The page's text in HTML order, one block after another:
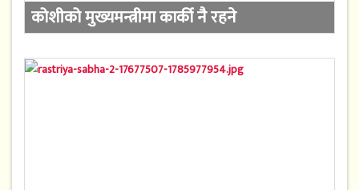
कोशीको मुख्यमन्त्रीमा कार्की नै रहने